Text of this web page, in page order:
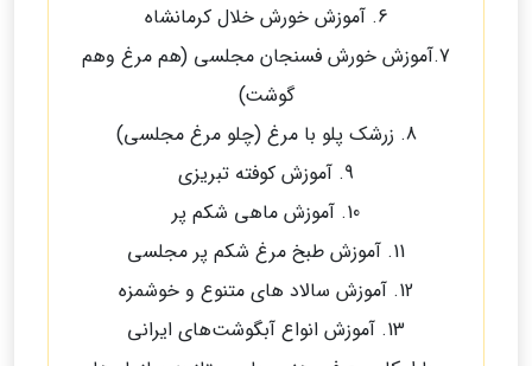
6. آموزش خورش خلال کرمانشاه
7.آموزش خورش فسنجان مجلسی (هم مرغ وهم
گوشت)
8. زرشک پلو با مرغ (چلو مرغ مجلسی)
9. آموزش کوفته تبریزی
10. آموزش ماهی شکم پر
11. آموزش طبخ مرغ شکم پر مجلسی
12. آموزش سالاد های متنوع و خوشمزه
13. آموزش انواع آبگوشت‌های ایرانی